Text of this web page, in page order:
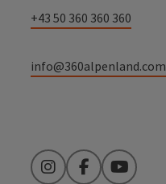
+43 50 360 360 360
info@360alpenland.com
InstagramFacebookYouTube